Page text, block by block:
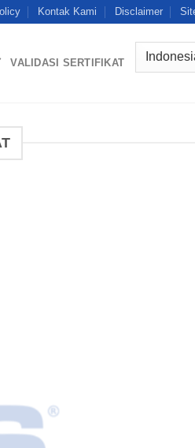
Kontak Kami Disclaimer
VALIDASI SERTIFIKAT